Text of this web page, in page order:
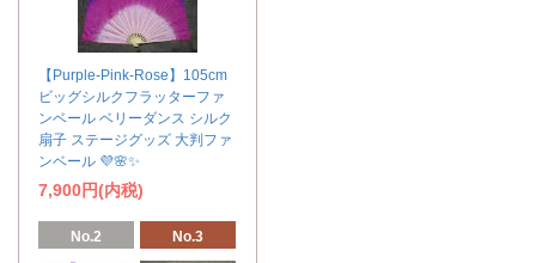
【Purple-Pink-Rose】105cm
ビッグシルクフラッターファ
ンベール ベリーダンス シルク
扇子 ステージグッズ 大判ファ
ンベール 💜🌸✨
7,900円(内税)
No.2 No.3